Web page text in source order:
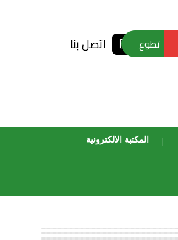
اتصل بنا تطوع
المكتبة الالكترونية